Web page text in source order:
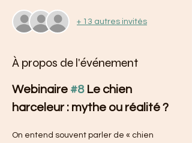
+ 13 autres invités
À propos de l'événement
Webinaire #8 Le chien
harceleur : mythe ou réalité ?
On entend souvent parler de « chien